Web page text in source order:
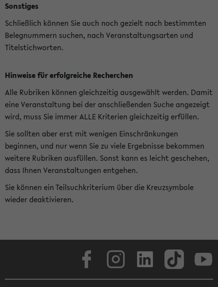
Sonstiges
Schließlich können Sie auch noch gezielt nach bestimmten
Belegnummern suchen, nach Veranstaltungsarten und
Titelstichworten.
Hinweise für erfolgreiche Recherchen
Alle Rubriken können gleichzeitig ausgewählt werden. Damit
eine Veranstaltung bei der anschließenden Suche angezeigt
wird, muss Sie immer ALLE Kriterien gleichzeitig erfüllen.
Sie sollten aber erst mit wenigen Einschränkungen
beginnen, und nur wenn Sie zu viele Ergebnisse bekommen
weitere Rubriken ausfüllen. Sonst kann es leicht geschehen,
dass Ihnen Veranstaltungen entgehen.
Sie können ein Teilsuchkriterium über die Kreuzsymbole
wieder deaktivieren.